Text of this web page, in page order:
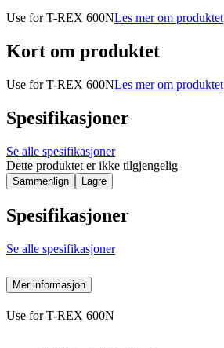
Use for T-REX 600NLes mer om produktet
Kort om produktet
Use for T-REX 600NLes mer om produktet
Spesifikasjoner
Se alle spesifikasjoner
Dette produktet er ikke tilgjengelig
Sammenlign Lagre
Spesifikasjoner
Se alle spesifikasjoner
Mer informasjon
Use for T-REX 600N